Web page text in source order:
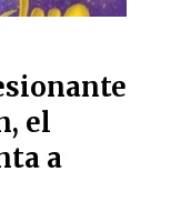
el
a